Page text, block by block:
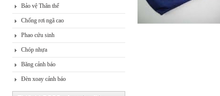
Bảo vệ Thân thể
Chống rơi ngã cao
Phao cứu sinh
Chóp nhựa
Băng cảnh báo
Đèn xoay cảnh báo